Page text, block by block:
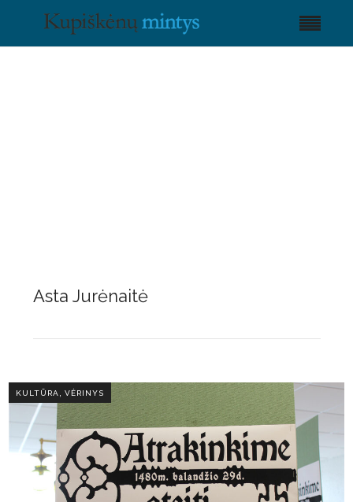
Asta Jurėnaitė
KULTŪRA ,VĖRINYS